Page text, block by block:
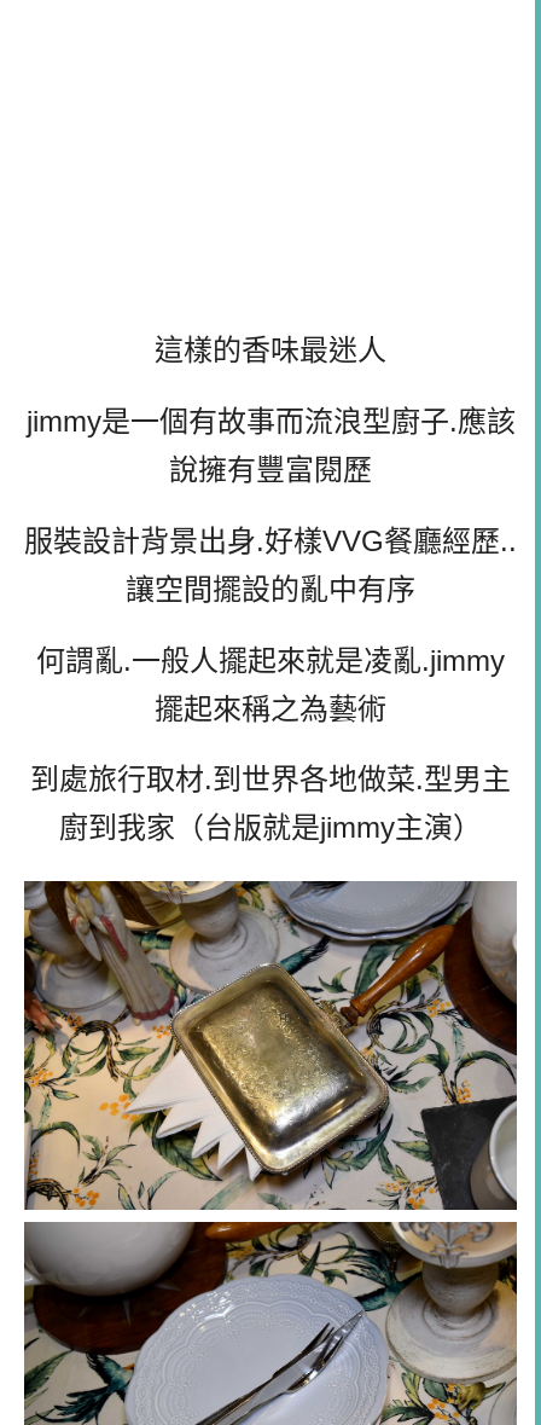
這樣的香味最迷人
jimmy是一個有故事而流浪型廚子.應該
說擁有豐富閱歷
服裝設計背景出身.好樣VVG餐廳經歷..
讓空間擺設的亂中有序
何謂亂.一般人擺起來就是凌亂.jimmy
擺起來稱之為藝術
到處旅行取材.到世界各地做菜.型男主
廚到我家（台版就是jimmy主演）